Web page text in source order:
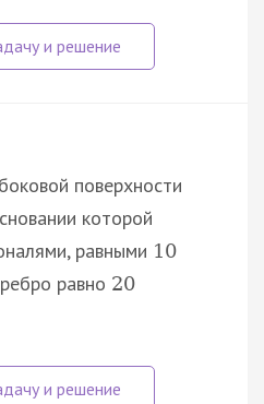
поверхности
которой
равными 10
равно 20